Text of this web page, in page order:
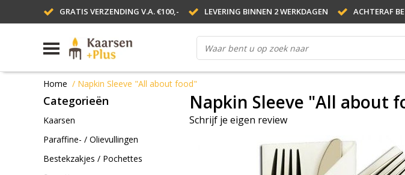
GRATIS VERZENDING V.A. €100,- LEVERING BINNEN 2 WERKDAGEN ACHTERAF
Home / Napkin Sleeve "All about food"
Categorieën
Kaarsen
Paraffine- / Olievullingen
Bestekzakjes / Pochettes
Napkin Sleeve "All about
Schrijf je eigen review